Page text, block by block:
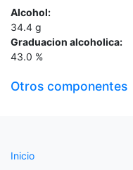
Alcohol:
34.4 g
Graduacion alcoholica:
43.0 %
Otros componentes
Inicio